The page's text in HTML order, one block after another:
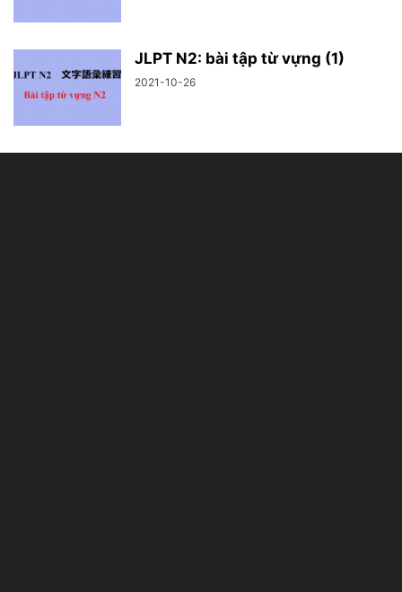
JLPT N2: bài tập từ vựng (1)
2021-10-26